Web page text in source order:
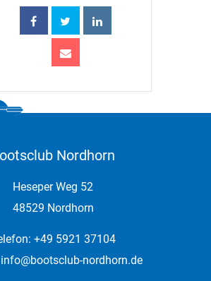
Nordhorn
Heseper Weg 52
48529 Nordhorn
+49 5921 37104
info@bootsclub-nordhorn.de